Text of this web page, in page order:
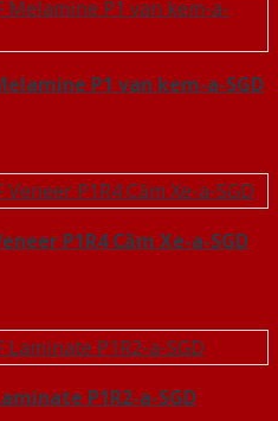
P1 van kem-a-SGD
P1R4 Căm Xe-a-SGD
P1R2-a-SGD